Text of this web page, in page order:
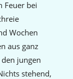
Feuer bei
Wochen
aus ganz
jungen
stehend,